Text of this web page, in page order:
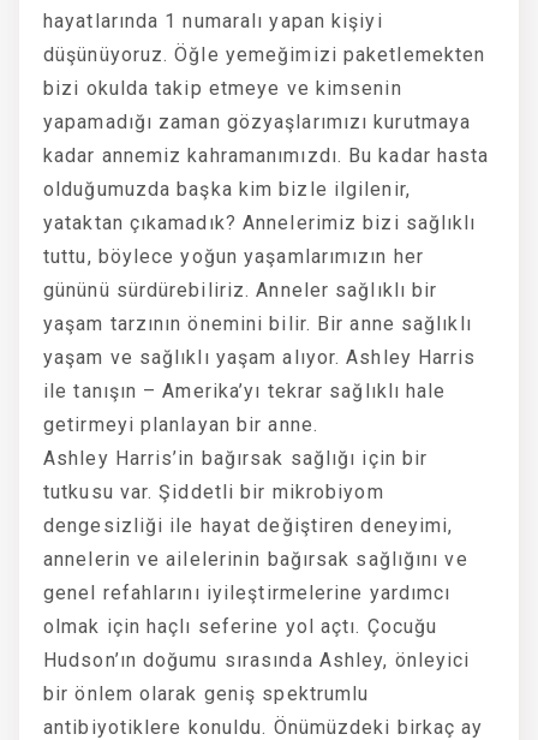
hayatlarında 1 numaralı yapan kişiyi
düşünüyoruz. Öğle yemeğimizi paketlemekten
bizi okulda takip etmeye ve kimsenin
yapamadığı zaman gözyaşlarımızı kurutmaya
kadar annemiz kahramanımızdı. Bu kadar hasta
olduğumuzda başka kim bizle ilgilenir,
yataktan çıkamadık? Annelerimiz bizi sağlıklı
tuttu, böylece yoğun yaşamlarımızın her
gününü sürdürebiliriz. Anneler sağlıklı bir
yaşam tarzının önemini bilir. Bir anne sağlıklı
yaşam ve sağlıklı yaşam alıyor. Ashley Harris
ile tanışın – Amerika’yı tekrar sağlıklı hale
getirmeyi planlayan bir anne.
Ashley Harris’in bağırsak sağlığı için bir
tutkusu var. Şiddetli bir mikrobiyom
dengesizliği ile hayat değiştiren deneyimi,
annelerin ve ailelerinin bağırsak sağlığını ve
genel refahlarını iyileştirmelerine yardımcı
olmak için haçlı seferine yol açtı. Çocuğu
Hudson’ın doğumu sırasında Ashley, önleyici
bir önlem olarak geniş spektrumlu
antibiyotiklere konuldu. Önümüzdeki birkaç ay